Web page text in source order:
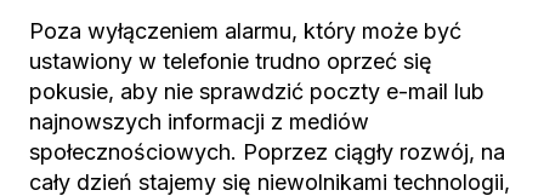
Poza wyłączeniem alarmu, który może być
ustawiony w telefonie trudno oprzeć się
pokusie, aby nie sprawdzić poczty e-mail lub
najnowszych informacji z mediów
społecznościowych. Poprzez ciągły rozwój, na
cały dzień stajemy się niewolnikami technologii,